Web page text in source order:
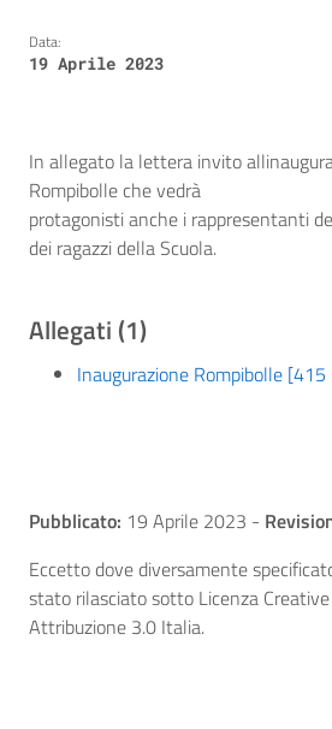
Data:
19 Aprile 2023
In allegato la lettera invito
Rompibolle che vedrà
protagonisti anche i rappresentanti
dei ragazzi della Scuola.
Allegati (1)
Inaugurazione Rompibolle [415
Pubblicato: 19 Aprile 2023 -
Eccetto dove diversamente
stato rilasciato sotto Licenza
Attribuzione 3.0 Italia.